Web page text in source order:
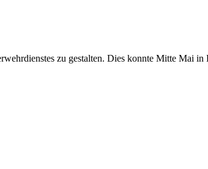
zu gestalten. Dies konnte Mitte Mai